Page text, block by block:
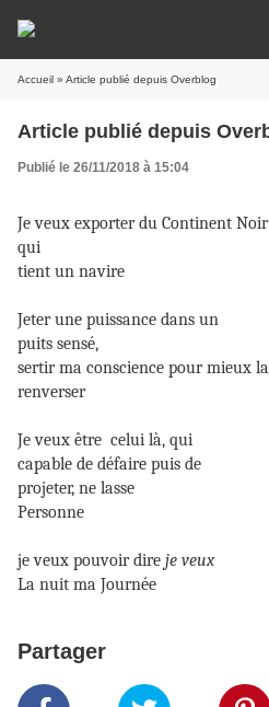
Accueil » Article publié depuis Overblog
Article publié
Publié le 26/11/2018 à 15:04
Je veux exporter du Continent
qui
tient un navire
Jeter une puissance dans un
puits sensé,
sertir ma conscience pour mieux la
renverser
Je veux être celui là, qui
capable de défaire puis de
projeter, ne lasse
Personne
je veux pouvoir dire je veux
La nuit ma Journée
Partager